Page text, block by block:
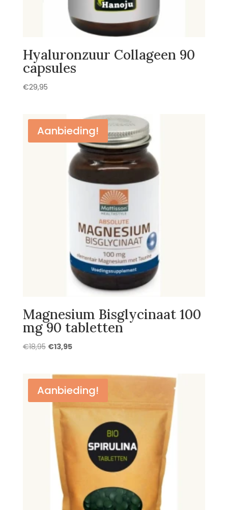
Hyaluronzuur Collageen 90
capsules
€29,95
Aanbieding!
Magnesium Bisglycinaat 100
mg 90 tabletten
€18,95 Oorspronkelijke
€18,95.
€13,95Huidige
€13,95.
Aanbieding!